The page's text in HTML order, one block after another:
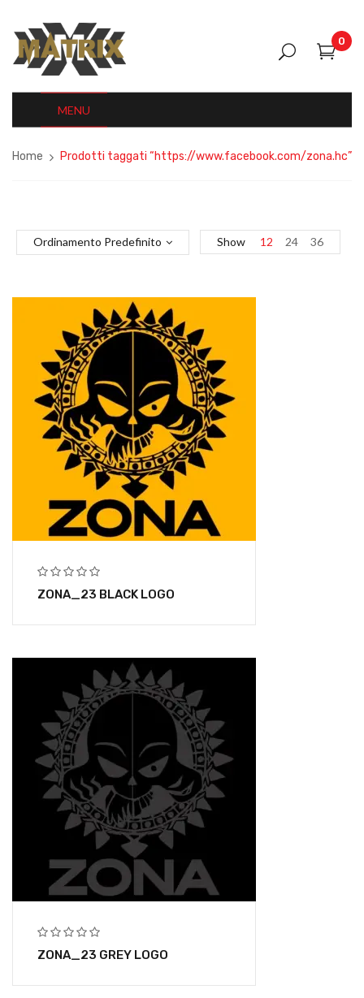
0
MENU
Home Prodotti taggati “https://www.facebook.com/zona.hc”
Ordinamento Predefinito Show 12 24 36
ZONA_23 BLACK LOGO
ZONA_23 GREY LOGO